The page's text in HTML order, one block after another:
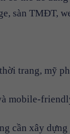
sàn TMĐT,
trang, mỹ
mobile-
cần xây